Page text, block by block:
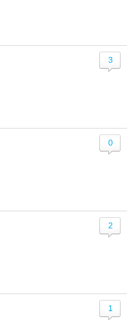
3
0
2
1